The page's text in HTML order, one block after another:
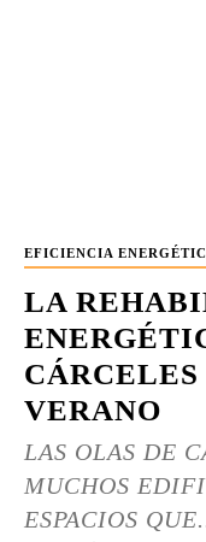
EFICIENCIA
LA
VERANO
LAS OLAS DE
MUCHOS
ESPACIOS